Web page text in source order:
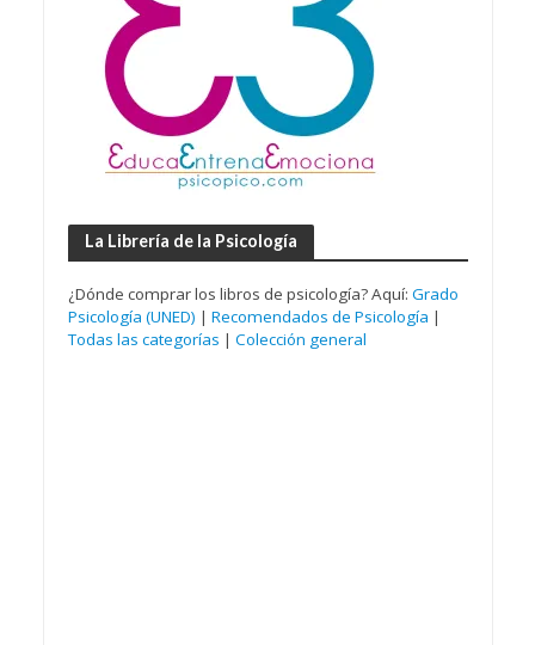
La Librería de la Psicología
¿Dónde comprar los libros de psicología? Aquí: Grado
Psicología (UNED) | Recomendados de Psicología |
Todas las categorías | Colección general